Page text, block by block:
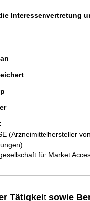
Interessenvertretung
(Arzneimittelhersteller
für Market
Tätigkeit sowie